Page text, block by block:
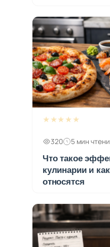
★★★★★
320 5 мин
Что такое
кулинарии и
относятся